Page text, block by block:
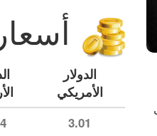
الدولار
الأمريكي
3.01